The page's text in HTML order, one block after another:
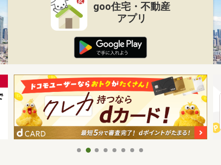
goo住宅・不動産
アプリ